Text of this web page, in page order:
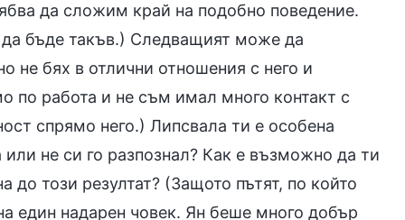
да сложим край на подобно поведение.
бъде такъв.) Следващият може да
не бях в отлични отношения с него и
по работа и не съм имал много контакт с
спрямо него.) Липсвала ти е особена
не си го разпознал? Как е възможно да ти
до този резултат? (Защото пътят, по който
един надарен човек. Ян беше много добър